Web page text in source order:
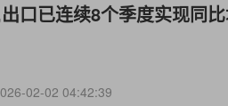
口已连续8个季度实现同
02-02 04:42:39